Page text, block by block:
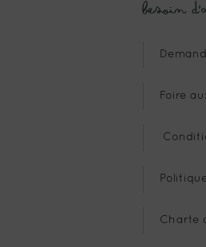
Besoin
Foire
Politique
Charte